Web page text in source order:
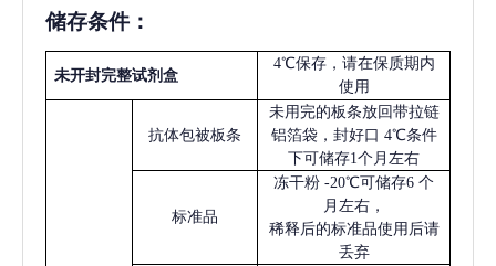
储存条件：
未开封完整试剂盒
4℃保存，请在保质期内
使用
抗体包被板条
未用完的板条放回带拉链
铝箔袋，封好口 4℃条件
下可储存1个月左右
标准品
冻干粉 -20℃可储存6 个
月左右，
稀释后的标准品使用后请
丢弃